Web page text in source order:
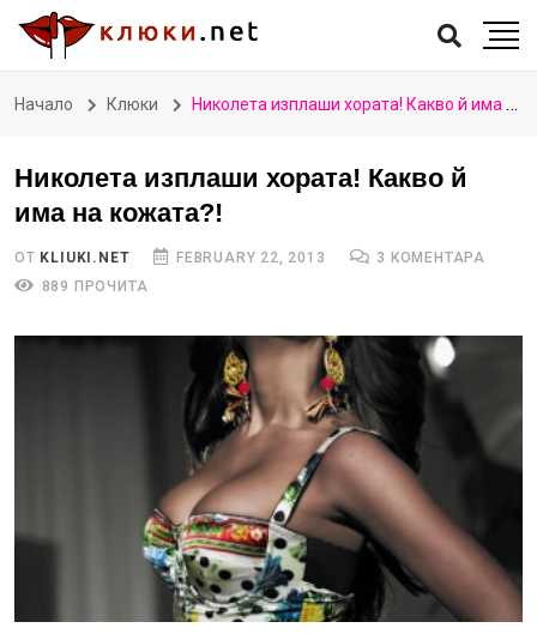
Начало Клюки Николета изплаши хората! Какво й има на кожата?!
Николета изплаши хората! Какво й
има на кожата?!
ОТ KLIUKI.NET FEBRUARY 22, 2013
3 КОМЕНТАРА
889 ПРОЧИТА